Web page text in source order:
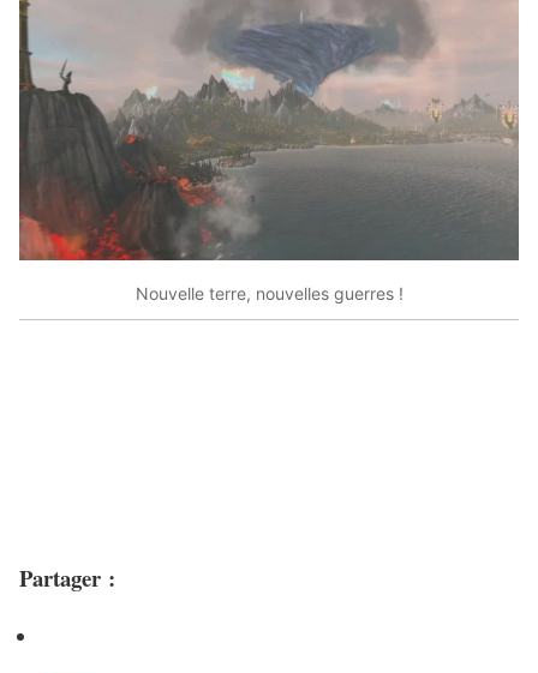
Nouvelle terre, nouvelles guerres !
Partager :